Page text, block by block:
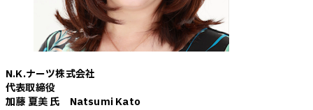
N.K.ナーツ株式会社
代表取締役
加藤 夏美 氏 Natsumi Kato